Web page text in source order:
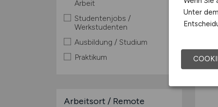
Arbeit
Studentenjobs /
Werkstudenten
Ausbildung / Studium
Praktikum
Arbeitsort / Remote
Unter